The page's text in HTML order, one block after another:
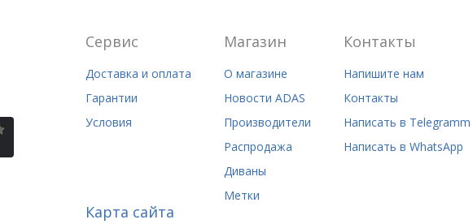
Сервис
Доставка и оплата
Гарантии
Условия
Магазин
О магазине
Новости ADAS
Производители
Распродажа
Диваны
Метки
Контакты
Напишите нам
Контакты
Написать в Telegramm
Написать в WhatsApp
Карта сайта